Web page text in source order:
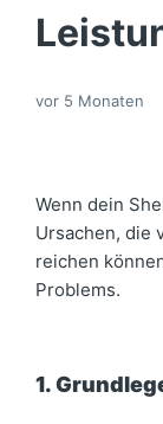
vor 5 Monaten
Wenn dein
Ursachen, die
reichen
Problems.
1.